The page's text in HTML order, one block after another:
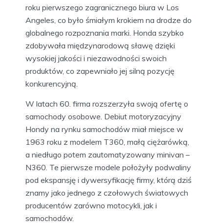
roku pierwszego zagranicznego biura w Los
Angeles, co było śmiałym krokiem na drodze do
globalnego rozpoznania marki. Honda szybko
zdobywała międzynarodową sławę dzięki
wysokiej jakości i niezawodności swoich
produktów, co zapewniało jej silną pozycję
konkurencyjną.
W latach 60. firma rozszerzyła swoją ofertę o
samochody osobowe. Debiut motoryzacyjny
Hondy na rynku samochodów miał miejsce w
1963 roku z modelem T360, małą ciężarówką,
a niedługo potem zautomatyzowany minivan –
N360. Te pierwsze modele położyły podwaliny
pod ekspansję i dywersyfikację firmy, którą dziś
znamy jako jednego z czołowych światowych
producentów zarówno motocykli, jak i
samochodów.